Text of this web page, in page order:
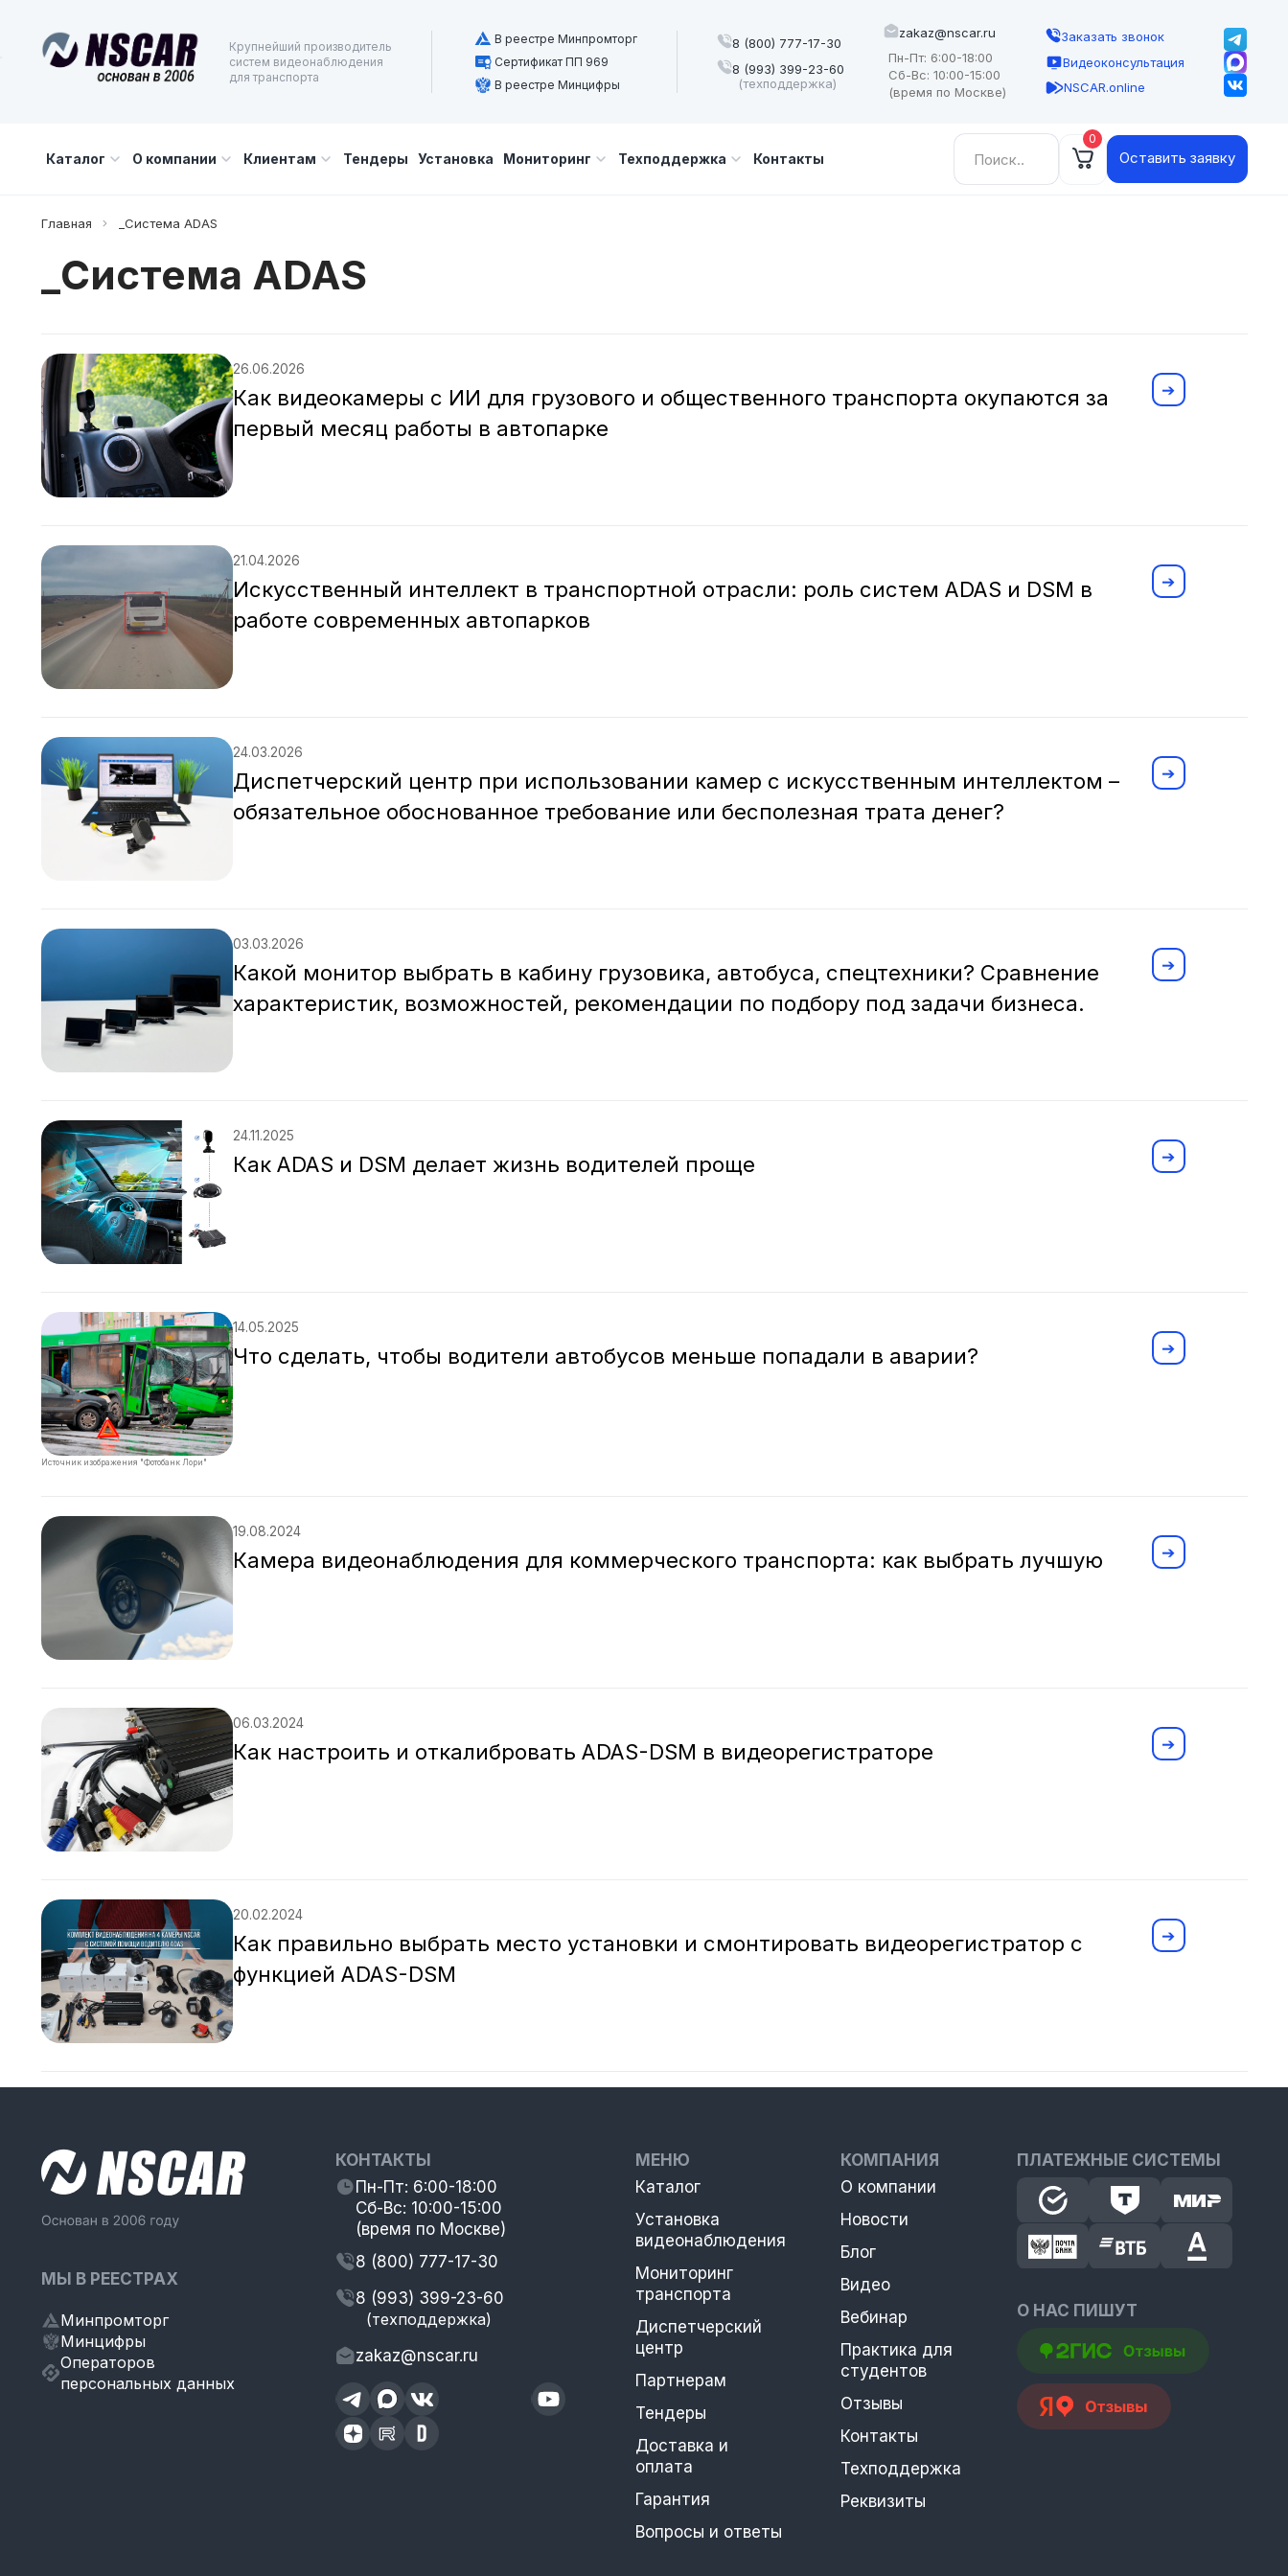
Крупнейший производитель
систем видеонаблюдения
для транспорта
В реестре Минпромторг
Сертификат ПП 969
В реестре Минцифры
8 (800) 777-17-30
8 (993) 399-23-60
(техподдержка)
zakaz@nscar.ru
Пн-Пт: 6:00-18:00
Сб-Вс: 10:00-15:00
(время по Москве)
Заказать звонок
Видеоконсультация
NSCAR.online
Каталог О компании Клиентам Тендеры Установка Мониторинг Техподдержка Контакты
Найти: 0
Оставить заявку
Главная _Система ADAS
_Система ADAS
26.06.2026
Как видеокамеры с ИИ для грузового и общественного транспорта окупаются за
первый месяц работы в автопарке
21.04.2026
Искусственный интеллект в транспортной отрасли: роль систем ADAS и DSM в
работе современных автопарков
24.03.2026
Диспетчерский центр при использовании камер с искусственным интеллектом –
обязательное обоснованное требование или бесполезная трата денег?
03.03.2026
Какой монитор выбрать в кабину грузовика, автобуса, спецтехники? Сравнение
характеристик, возможностей, рекомендации по подбору под задачи бизнеса.
24.11.2025
Как ADAS и DSM делает жизнь водителей проще
Источник изображения "Фотобанк Лори"
14.05.2025
Что сделать, чтобы водители автобусов меньше попадали в аварии?
19.08.2024
Камера видеонаблюдения для коммерческого транспорта: как выбрать лучшую
06.03.2024
Как настроить и откалибровать ADAS-DSM в видеорегистраторе
20.02.2024
Как правильно выбрать место установки и смонтировать видеорегистратор с
функцией ADAS-DSM
МЫ В РЕЕСТРАХ
Минпромторг
Минцифры
Операторов
персональных данных
КОНТАКТЫ
Пн-Пт: 6:00-18:00
Сб-Вс: 10:00-15:00
(время по Москве)
8 (800) 777-17-30
8 (993) 399-23-60
(техподдержка)
zakaz@nscar.ru
МЕНЮ
Каталог
Установка
видеонаблюдения
Мониторинг
транспорта
Диспетчерский
центр
Партнерам
Тендеры
Доставка и
оплата
Гарантия
Вопросы и ответы
КОМПАНИЯ
О компании
Новости
Блог
Видео
Вебинар
Практика для
студентов
Отзывы
Контакты
Техподдержка
Реквизиты
ПЛАТЕЖНЫЕ СИСТЕМЫ
О НАС ПИШУТ